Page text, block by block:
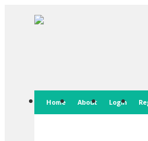
Home About Login